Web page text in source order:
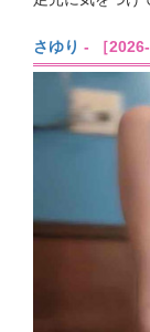
さゆり - ［